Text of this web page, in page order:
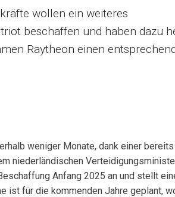
wollen ein weiteres
beschaffen und haben dazu
Raytheon einen
weniger Monate, dank einer
niederländischen
Anfang 2025 an und stellt
ist für die kommenden Jahre geplant,